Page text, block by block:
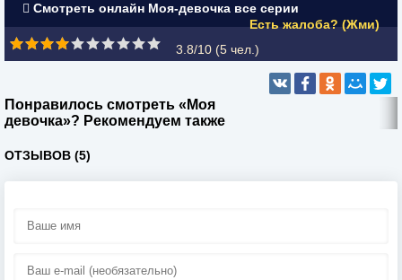
Смотреть онлайн Моя-девочка все серии
Есть жалоба? (Жми)
3.8/10 (5 чел.)
Понравилось смотреть «Моя
девочка»? Рекомендуем также
ОТЗЫВОВ (5)